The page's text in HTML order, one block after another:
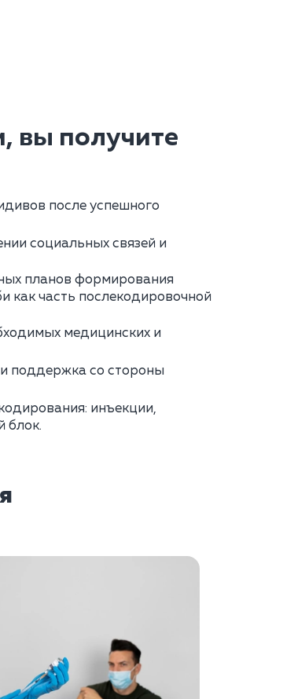
вы получите
после успешного
социальных связей и
планов формирования
как часть послекодировочной
медицинских и
поддержка со стороны
инъекции,
блок.